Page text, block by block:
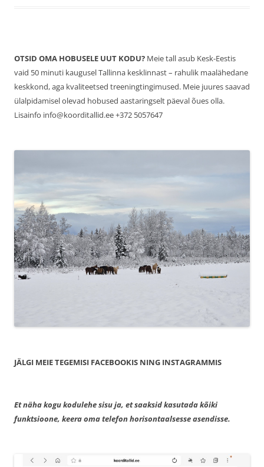
OTSID OMA HOBUSELE UUT KODU? Meie tall asub Kesk-Eestis
vaid 50 minuti kaugusel Tallinna kesklinnast – rahulik maalähedane
keskkond, aga kvaliteetsed treeningtingimused. Meie juures saavad
ülalpidamisel olevad hobused aastaringselt päeval õues olla.
Lisainfo info@koorditallid.ee +372 5057647
JÄLGI MEIE TEGEMISI FACEBOOKIS NING INSTAGRAMMIS
Et näha kogu kodulehe sisu ja, et saaksid kasutada kõiki
funktsioone, keera oma telefon horisontaalsesse asendisse.